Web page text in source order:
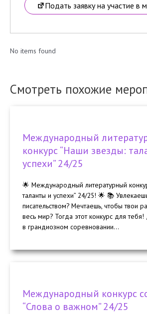
Подать заявку на участие в
No items found
Смотреть похожие
Международный
конкурс “Наши звезды:
успехи” 24/25
🌟 Международный литературный
таланты и успехи” 24/25! 🌟 📚
писательством? Мечтаешь, чтобы твои
весь мир? Тогда этот конкурс для
в грандиозном соревновании...
Международный конкурс
“Слова о важном” 24/25